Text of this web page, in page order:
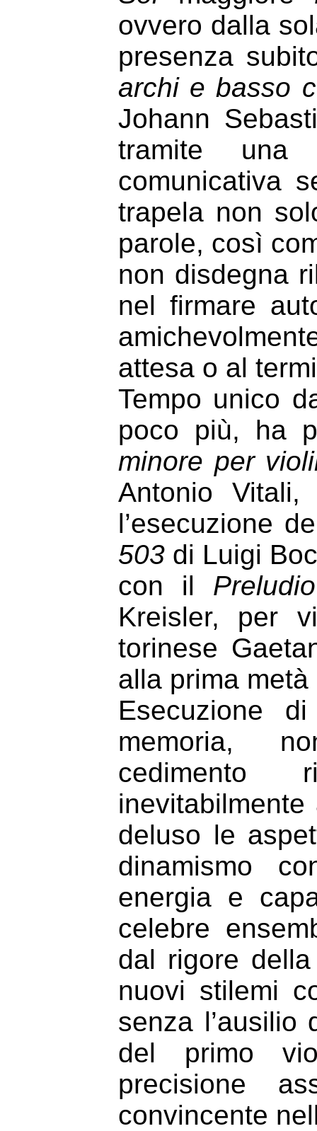
ovvero dalla
presenza
archi e basso
Johann
tramite una
comunicativa
trapela non
parole, così
non disdegna
nel firmare
attesa o al
Tempo unico
poco più, ha
minore per
Antonio
l’esecuzione
503 di Luigi
con il
Kreisler,
per
torinese
alla prima
Esecuzione
memoria,
cedimento
deluso le
dinamismo
energia e
celebre
dal rigore
nuovi stilemi
senza l’ausilio
del primo
precisione
convincente